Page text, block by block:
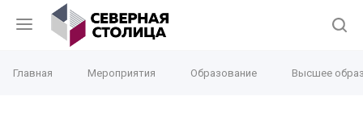
Главная Мероприятия Образование Высшее